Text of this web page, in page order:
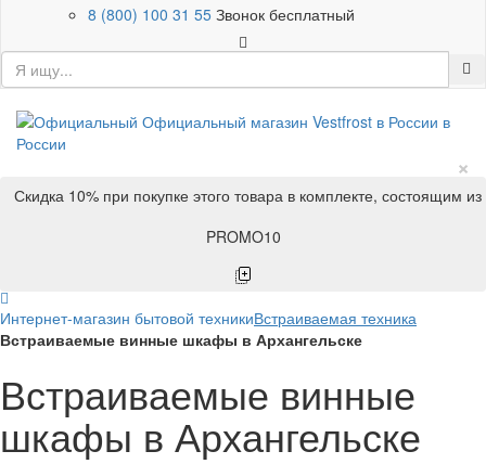
8 (800) 100 31 55 Звонок бесплатный
×
Скидка 10% при покупке этого товара в комплекте, состоящим
PROMO10
Интернет-магазин бытовой техникиВстраиваемая техника
Встраиваемые винные шкафы в Архангельске
Встраиваемые винные
шкафы в Архангельске